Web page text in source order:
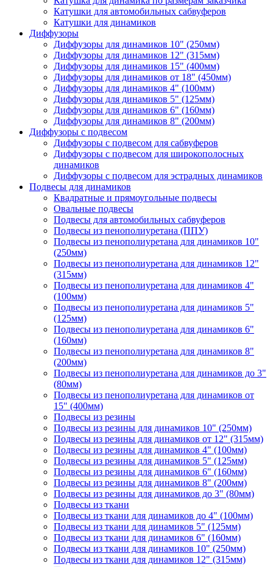
Катушки для автомобильных сабвуферов
Катушки для динамиков
Диффузоры
Диффузоры для динамиков 10" (250мм)
Диффузоры для динамиков 12" (315мм)
Диффузоры для динамиков 15" (400мм)
Диффузоры для динамиков от 18" (450мм)
Диффузоры для динамиков 4" (100мм)
Диффузоры для динамиков 5" (125мм)
Диффузоры для динамиков 6" (160мм)
Диффузоры для динамиков 8" (200мм)
Диффузоры с подвесом
Диффузоры с подвесом для сабвуферов
Диффузоры с подвесом для широкополосных
динамиков
Диффузоры с подвесом для эстрадных динамиков
Подвесы для динамиков
Квадратные и прямоугольные подвесы
Овальные подвесы
Подвесы для автомобильных сабвуферов
Подвесы из пенополиуретана (ППУ)
Подвесы из пенополиуретана для динамиков 10"
(250мм)
Подвесы из пенополиуретана для динамиков 12"
(315мм)
Подвесы из пенополиуретана для динамиков 4"
(100мм)
Подвесы из пенополиуретана для динамиков 5"
(125мм)
Подвесы из пенополиуретана для динамиков 6"
(160мм)
Подвесы из пенополиуретана для динамиков 8"
(200мм)
Подвесы из пенополиуретана для динамиков до 3"
(80мм)
Подвесы из пенополиуретана для динамиков от
15" (400мм)
Подвесы из резины
Подвесы из резины для динамиков 10" (250мм)
Подвесы из резины для динамиков от 12" (315мм)
Подвесы из резины для динамиков 4" (100мм)
Подвесы из резины для динамиков 5" (125мм)
Подвесы из резины для динамиков 6" (160мм)
Подвесы из резины для динамиков 8" (200мм)
Подвесы из резины для динамиков до 3" (80мм)
Подвесы из ткани
Подвесы из ткани для динамиков до 4" (100мм)
Подвесы из ткани для динамиков 5" (125мм)
Подвесы из ткани для динамиков 6" (160мм)
Подвесы из ткани для динамиков 10" (250мм)
Подвесы из ткани для динамиков 12" (315мм)